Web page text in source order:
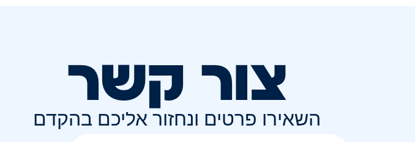
צור קשר
השאירו פרטים ונחזור אליכם בהקדם